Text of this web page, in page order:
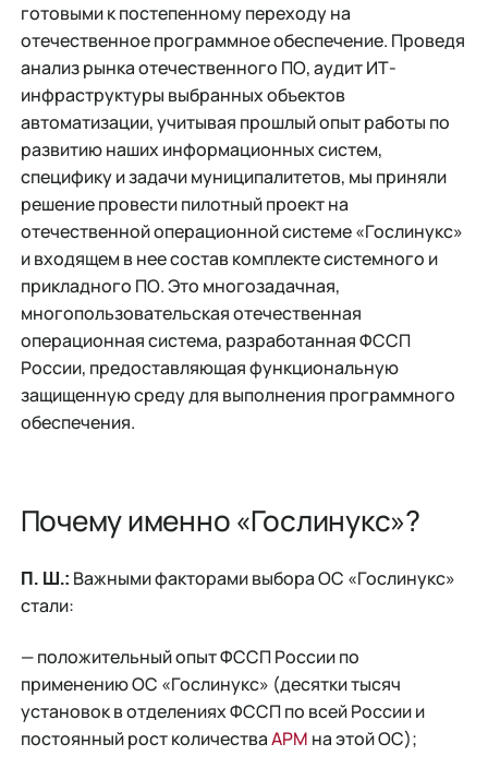
готовыми к постепенному переходу на
отечественное программное обеспечение. Проведя
анализ рынка отечественного ПО, аудит ИТ-
инфраструктуры выбранных объектов
автоматизации, учитывая прошлый опыт работы по
развитию наших информационных систем,
специфику и задачи муниципалитетов, мы приняли
решение провести пилотный проект на
отечественной операционной системе «Гослинукс»
и входящем в нее состав комплекте системного и
прикладного ПО. Это многозадачная,
многопользовательская отечественная
операционная система, разработанная ФССП
России, предоставляющая функциональную
защищенную среду для выполнения программного
обеспечения.
Почему именно «Гослинукс»?
П. Ш.: Важными факторами выбора ОС «Гослинукс»
стали:
— положительный опыт ФССП России по
применению ОС «Гослинукс» (десятки тысяч
установок в отделениях ФССП по всей России и
постоянный рост количестваАРМ на этой ОС);